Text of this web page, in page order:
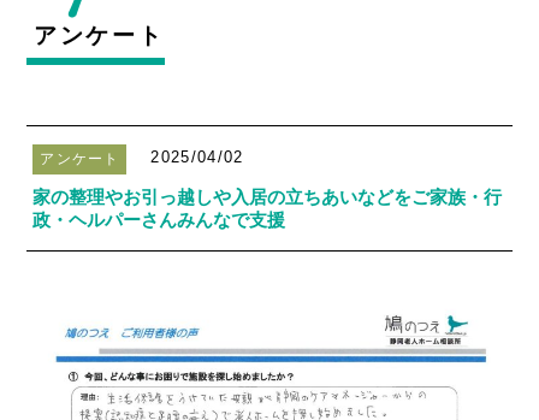
アンケート
アンケート 2025/04/02
家の整理やお引っ越しや入居の立ちあいなどをご家族・行
政・ヘルパーさんみんなで支援